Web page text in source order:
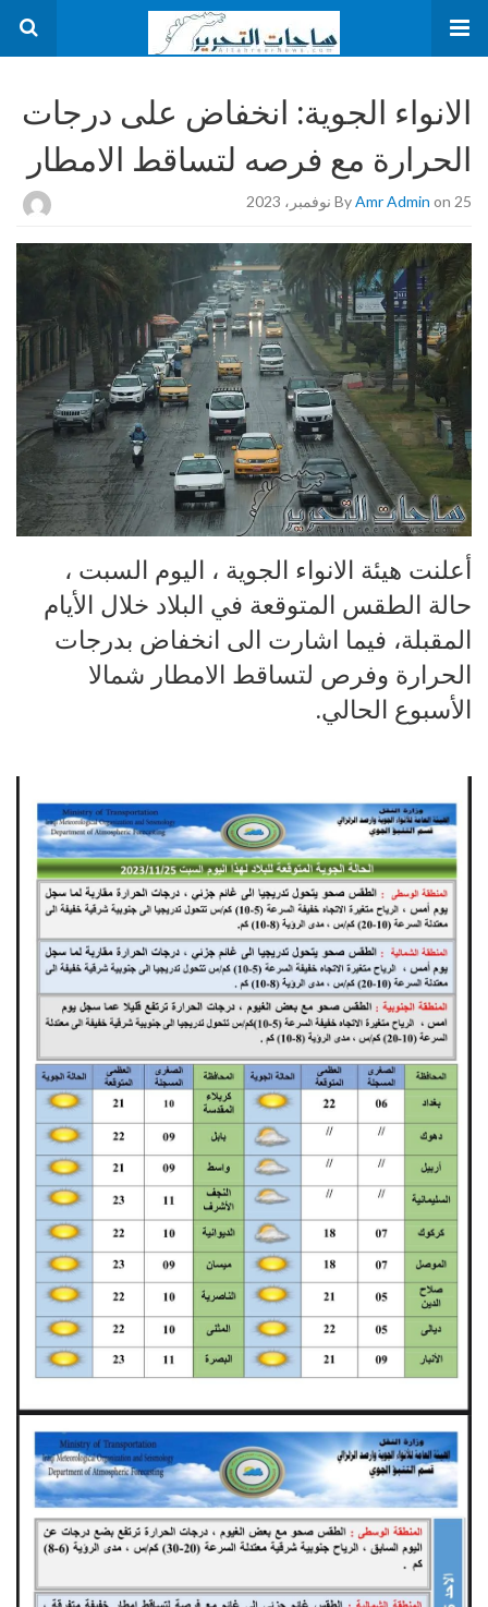
الانواء الجوية: انخفاض على درجات
الحرارة مع فرصه لتساقط الامطار
ByAmr Admin on 25 نوفمبر، 2023
أعلنت هيئة الانواء الجوية ، اليوم السبت ،
حالة الطقس المتوقعة في البلاد خلال الأيام
المقبلة، فيما اشارت الى انخفاض بدرجات
الحرارة وفرص لتساقط الامطار شمالا
الأسبوع الحالي.